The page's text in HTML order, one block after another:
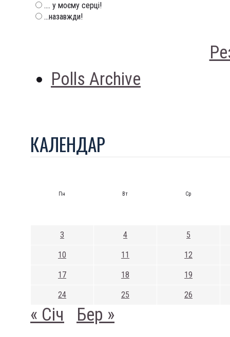
.... у моєму серці!
...назавжди!
Polls Archive
КАЛЕНДАР
Пн Вт Ср
3 4 5
10 11 12
17 18 19
24 25 26
« Січ Бер »